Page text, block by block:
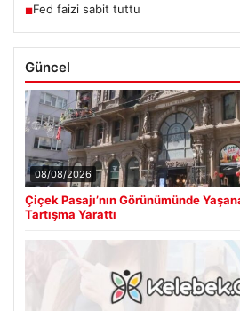
■Fed faizi sabit tuttu
Güncel
08/08/2026
Çiçek Pasajı’nın Görünümünde
Tartışma Yarattı